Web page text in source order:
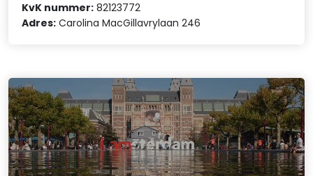
KvK nummer: 82123772
Adres: Carolina MacGillavrylaan 246